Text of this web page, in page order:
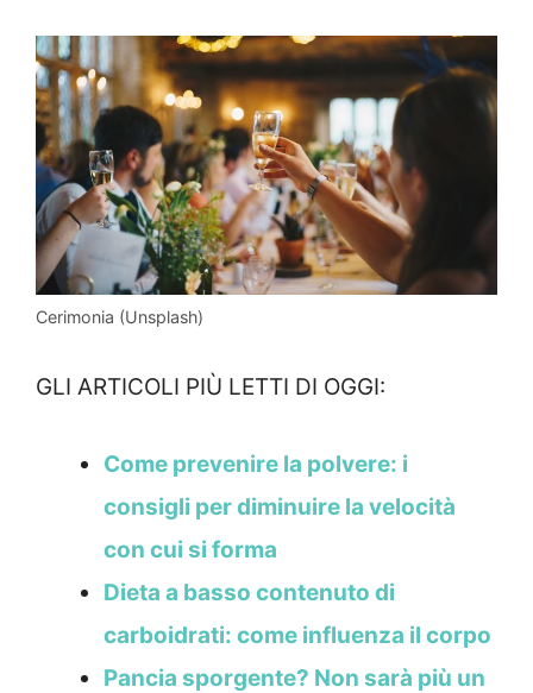
Cerimonia (Unsplash)
GLI ARTICOLI PIÙ LETTI DI OGGI:
Come prevenire la polvere: i
consigli per diminuire la velocità
con cui si forma
Dieta a basso contenuto di
carboidrati: come influenza il corpo
Pancia sporgente? Non sarà più un